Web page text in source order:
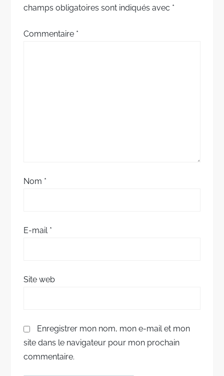
t
i
’
e
champs obligatoires sont indiqués avec *
Commentaire *
Nom *
E-mail *
Site web
Enregistrer mon nom, mon e-mail et mon
site dans le navigateur pour mon prochain
commentaire.